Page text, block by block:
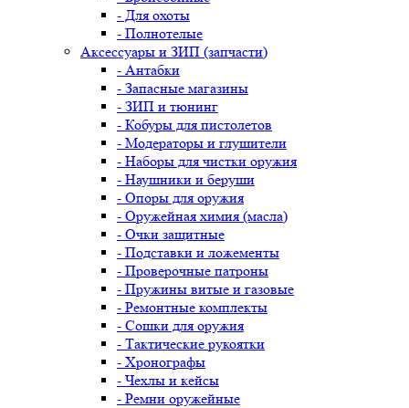
- Для охоты
- Полнотелые
Аксессуары и ЗИП (запчасти)
- Антабки
- Запасные магазины
- ЗИП и тюнинг
- Кобуры для пистолетов
- Модераторы и глушители
- Наборы для чистки оружия
- Наушники и беруши
- Опоры для оружия
- Оружейная химия (масла)
- Очки защитные
- Подставки и ложементы
- Проверочные патроны
- Пружины витые и газовые
- Ремонтные комплекты
- Сошки для оружия
- Тактические рукоятки
- Хронографы
- Чехлы и кейсы
- Ремни оружейные